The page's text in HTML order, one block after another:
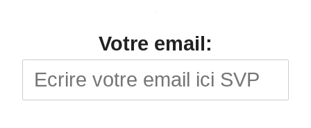
Votre email: